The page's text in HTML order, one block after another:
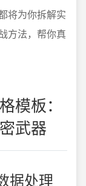
将为你拆解实
方法，帮你真
模板：
武器
据处理